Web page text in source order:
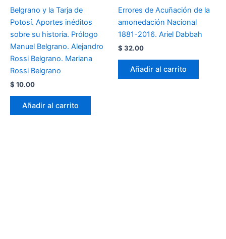
Belgrano y la Tarja de
Potosí. Aportes inéditos
sobre su historia. Prólogo
Manuel Belgrano. Alejandro
Rossi Belgrano. Mariana
Rossi Belgrano
$ 10.00
Añadir al carrito
Errores de Acuñación de la
amonedación Nacional
1881-2016. Ariel Dabbah
$ 32.00
Añadir al carrito